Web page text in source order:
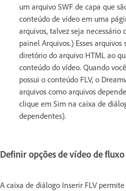
um arquivo SWF de capa que
conteúdo de vídeo em uma
arquivos, talvez seja
painel Arquivos.) Esses
diretório do arquivo HTML ao
conteúdo do vídeo. Quando
possui o conteúdo FLV, o
arquivos como arquivos
clique em Sim na caixa de
dependentes).
Definir opções de vídeo de
A caixa de diálogo Inserir FLV